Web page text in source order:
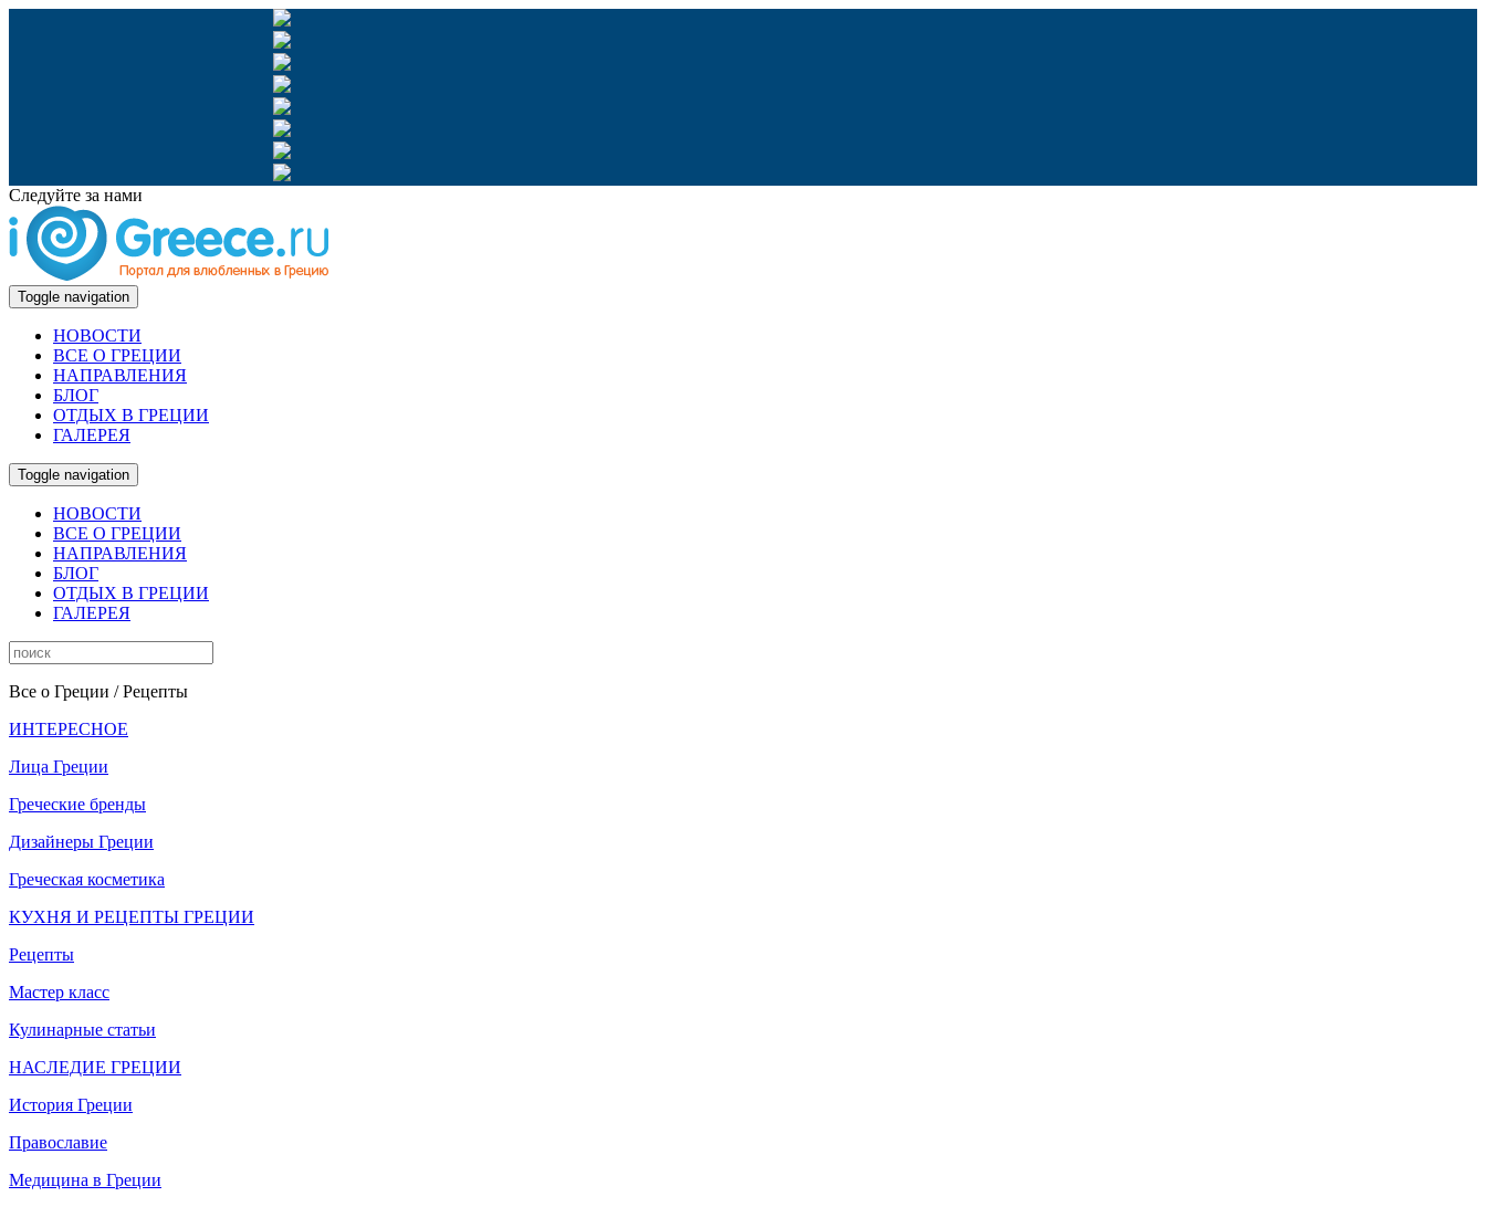
Следуйте за нами
Toggle navigation
НОВОСТИ
ВСЕ О ГРЕЦИИ
НАПРАВЛЕНИЯ
БЛОГ
ОТДЫХ В ГРЕЦИИ
ГАЛЕРЕЯ
Toggle navigation
НОВОСТИ
ВСЕ О ГРЕЦИИ
НАПРАВЛЕНИЯ
БЛОГ
ОТДЫХ В ГРЕЦИИ
ГАЛЕРЕЯ
Все о Греции / Рецепты
ИНТЕРЕСНОЕ
Лица Греции
Греческие бренды
Дизайнеры Греции
Греческая косметика
КУХНЯ И РЕЦЕПТЫ ГРЕЦИИ
Рецепты
Мастер класс
Кулинарные статьи
НАСЛЕДИЕ ГРЕЦИИ
История Греции
Православие
Медицина в Греции